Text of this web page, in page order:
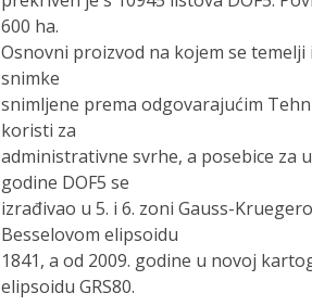
600 ha.
Osnovni proizvod na kojem se
snimke
snimljene prema odgovarajućim
koristi za
administrativne svrhe, a posebice za
godine DOF5 se
izrađivao u 5. i 6. zoni Gauss-
Besselovom elipsoidu
1841, a od 2009. godine u novoj
elipsoidu GRS80.